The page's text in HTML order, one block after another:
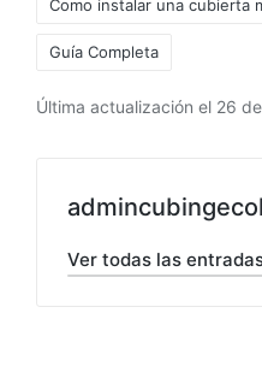
Como instalar una cubierta
Guía Completa
Última actualización el 26
Ver todas las